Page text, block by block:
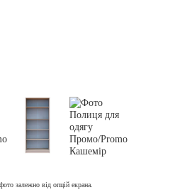
залежно від опцій екрана.